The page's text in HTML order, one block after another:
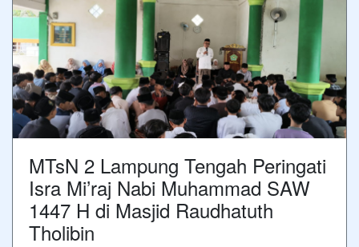
MTsN 2 Lampung Tengah Peringati
Isra Mi’raj Nabi Muhammad SAW
1447 H di Masjid Raudhatuth
Tholibin